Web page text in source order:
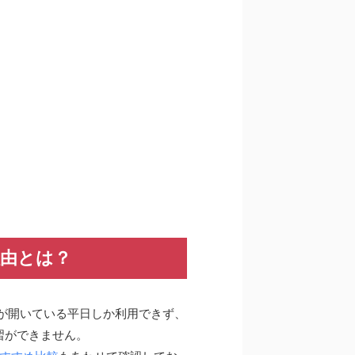
とは？
いている平日しか利用できず、
できません。